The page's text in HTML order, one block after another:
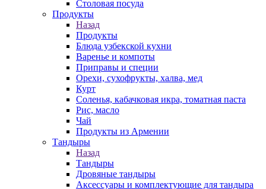
Столовая посуда
Продукты
Назад
Продукты
Блюда узбекской кухни
Варенье и компоты
Приправы и специи
Орехи, сухофрукты, халва, мед
Курт
Соленья, кабачковая икра, томатная паста
Рис, масло
Чай
Продукты из Армении
Тандыры
Назад
Тандыры
Дровяные тандыры
Аксессуары и комплектующие для тандыра